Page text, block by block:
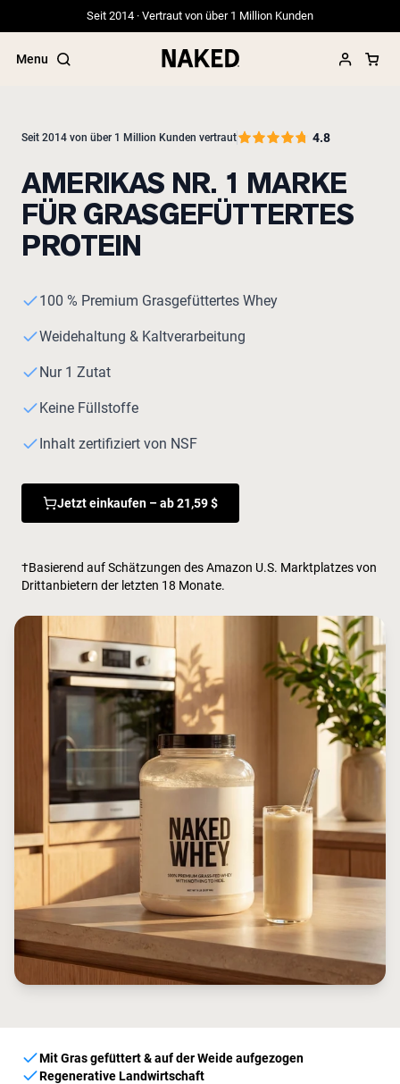
Seit 2014 · Vertraut von über 1 Million Kunden
Menu
Beliebte Suchbegriffe
”Protein Powder“
”Overnight Oats“
”Vegan protein“
Seit 2014 von über 1 Million Kunden vertraut 4.8
AMERIKAS NR. 1 MARKE
FÜR GRASGEFÜTTERTES
PROTEIN
100 % Premium Grasgefüttertes Whey
Weidehaltung & Kaltverarbeitung
Nur 1 Zutat
Keine Füllstoffe
Inhalt zertifiziert von NSF
Jetzt einkaufen – ab 21,59 $
†Basierend auf Schätzungen des Amazon U.S. Marktplatzes von
Drittanbietern der letzten 18 Monate.
Mit Gras gefüttert & auf der Weide aufgezogen
Regenerative Landwirtschaft